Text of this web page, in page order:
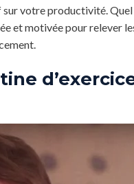
votre productivité.
et motivée pour relever